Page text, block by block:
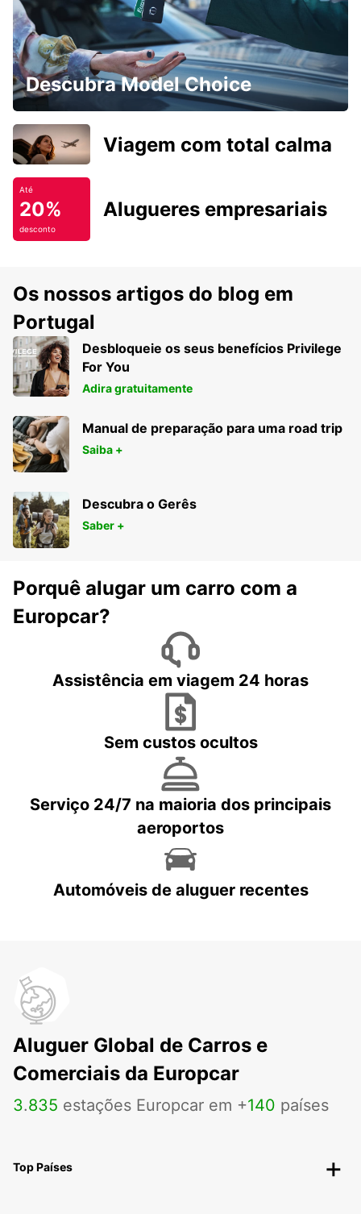
Descubra Model Choice
Viagem com total calma
Até
20%
desconto
Alugueres empresariais
Os nossos artigos do blog em
Portugal
Desbloqueie os seus benefícios Privilege
For You
Adira gratuitamente
Manual de preparação para uma road trip
Saiba +
Descubra o Gerês
Saber +
Porquê alugar um carro com a
Europcar?
Assistência em viagem 24 horas
Sem custos ocultos
Serviço 24/7 na maioria dos principais
aeroportos
Automóveis de aluguer recentes
Aluguer Global de Carros e
Comerciais da Europcar
3.835 estações Europcar em +140 países
Top Países